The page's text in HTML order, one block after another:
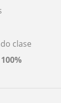
clase
100%